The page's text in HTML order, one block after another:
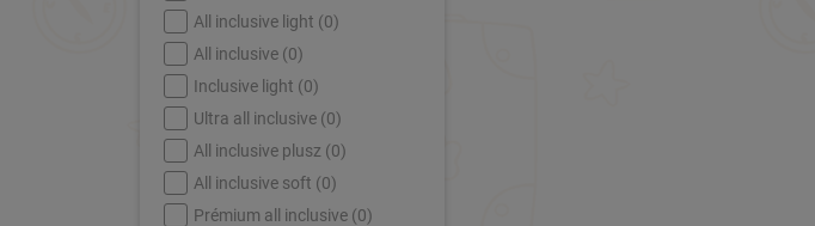
All inclusive light (0)
All inclusive (0)
Inclusive light (0)
Ultra all inclusive (0)
All inclusive plusz (0)
All inclusive soft (0)
Prémium all inclusive (0)